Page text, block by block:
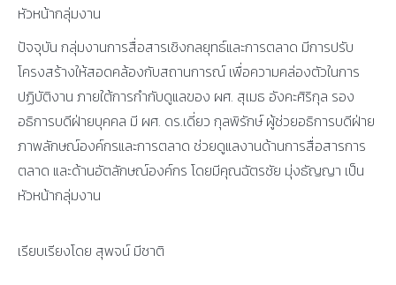
หัวหน้ากลุ่มงาน
ปัจจุบัน กลุ่มงานการสื่อสารเชิงกลยุทธ์และการตลาด มีการปรับ
โครงสร้างให้สอดคล้องกับสถานการณ์ เพื่อความคล่องตัวในการ
ปฏิบัติงาน ภายใต้การกำกับดูแลของ ผศ. สุเมธ อังคะศิริกุล รอง
อธิการบดีฝ่ายบุคคล มี ผศ. ดร.เดี่ยว กุลพิรักษ์ ผู้ช่วยอธิการบดีฝ่าย
ภาพลักษณ์องค์กรและการตลาด ช่วยดูแลงานด้านการสื่อสารการ
ตลาด และด้านอัตลักษณ์องค์กร โดยมีคุณฉัตรชัย มุ่งธัญญา เป็น
หัวหน้ากลุ่มงาน
เรียบเรียงโดย สุพจน์ มีชาติ